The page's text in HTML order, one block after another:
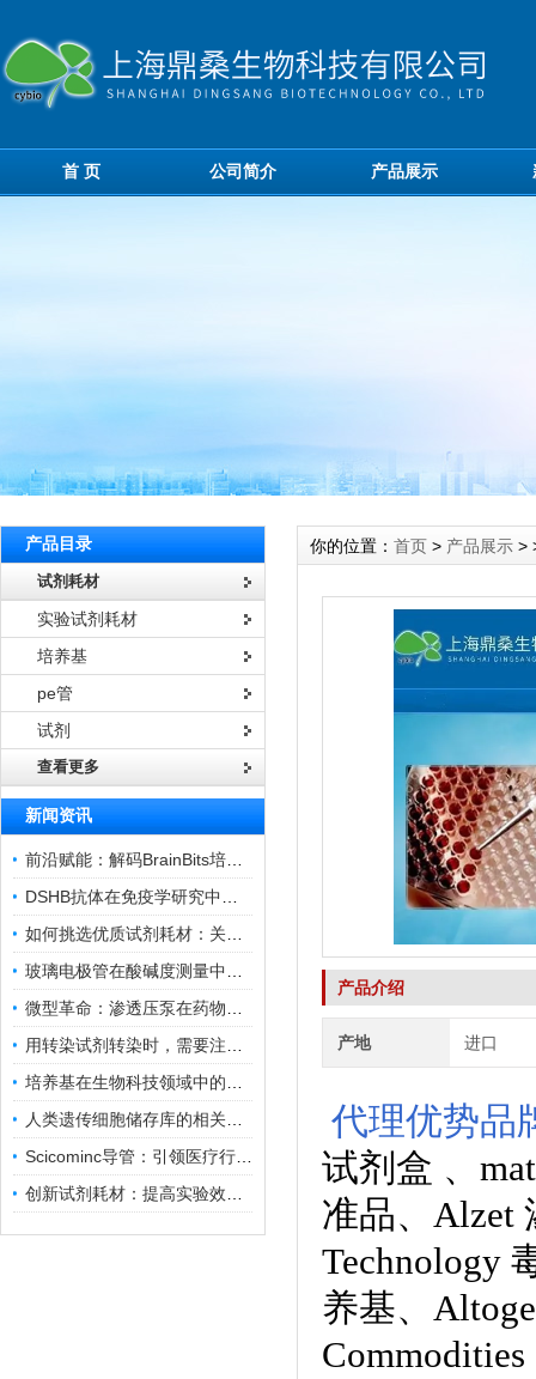
首 页 公司简介 产品展示
产品目录
试剂耗材
实验试剂耗材
培养基
pe管
试剂
查看更多
新闻资讯
你的位置： 首页 > 产品展示 >
产品介绍
产地 进口
代理优势品
试剂盒 、
准品、 Alzet
Technology
养基、